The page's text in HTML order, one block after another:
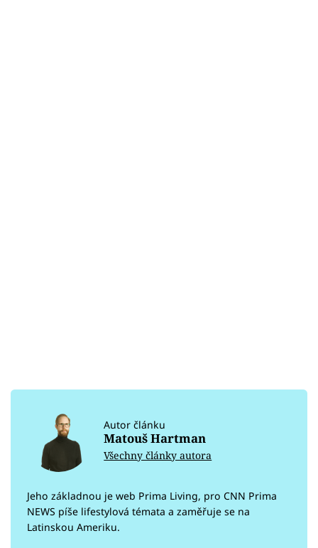
Autor článku
Matouš Hartman
Všechny články autora
Jeho základnou je web Prima Living, pro CNN Prima
NEWS píše lifestylová témata a zaměřuje se na
Latinskou Ameriku.